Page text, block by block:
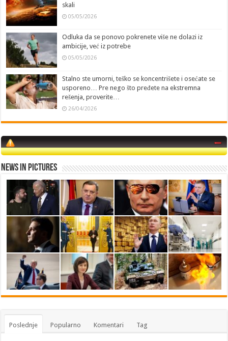
skali
05/05/2026
Odluka da se ponovo pokrenete više ne dolazi iz
ambicije, već iz potrebe
05/05/2026
Stalno ste umorni, teško se koncentrišete i osećate se
usporeno… Pre nego što pređete na ekstremna
rešenja, proverite…
26/04/2026
News in Pictures
Poslednje Popularno Komentari Tag